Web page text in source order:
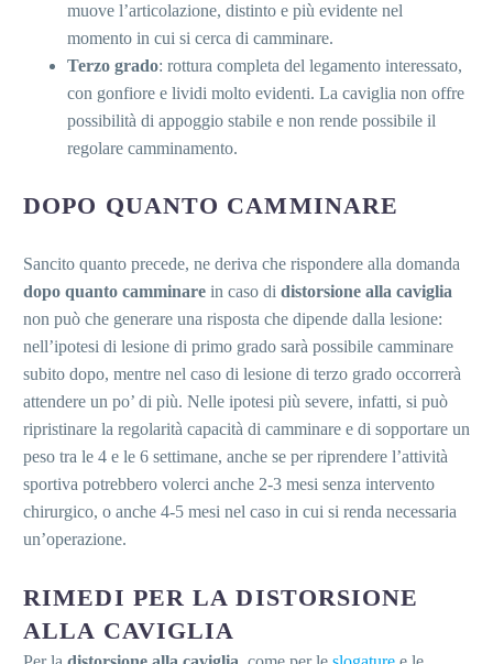
muove l’articolazione, distinto e più evidente nel
momento in cui si cerca di camminare.
Terzo grado: rottura completa del legamento interessato,
con gonfiore e lividi molto evidenti. La caviglia non offre
possibilità di appoggio stabile e non rende possibile il
regolare camminamento.
DOPO QUANTO CAMMINARE
Sancito quanto precede, ne deriva che rispondere alla domanda
dopo quanto camminare in caso di distorsione alla caviglia
non può che generare una risposta che dipende dalla lesione:
nell’ipotesi di lesione di primo grado sarà possibile camminare
subito dopo, mentre nel caso di lesione di terzo grado occorrerà
attendere un po’ di più. Nelle ipotesi più severe, infatti, si può
ripristinare la regolarità capacità di camminare e di sopportare un
peso tra le 4 e le 6 settimane, anche se per riprendere l’attività
sportiva potrebbero volerci anche 2-3 mesi senza intervento
chirurgico, o anche 4-5 mesi nel caso in cui si renda necessaria
un’operazione.
RIMEDI PER LA DISTORSIONE
ALLA CAVIGLIA